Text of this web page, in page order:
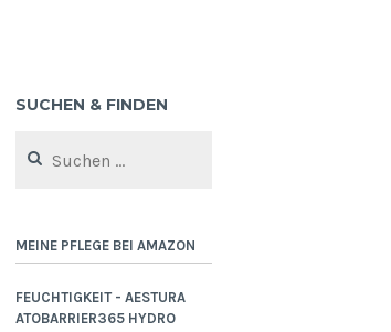
SUCHEN & FINDEN
nach:
MEINE PFLEGE BEI AMAZON
FEUCHTIGKEIT - AESTURA
ATOBARRIER365 HYDRO